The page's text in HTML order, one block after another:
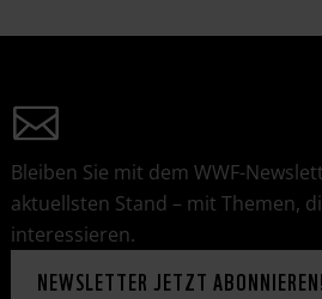
Bleiben Sie mit dem WWF-
aktuellsten Stand – mit Themen,
interessieren.
NEWSLETTER JETZT